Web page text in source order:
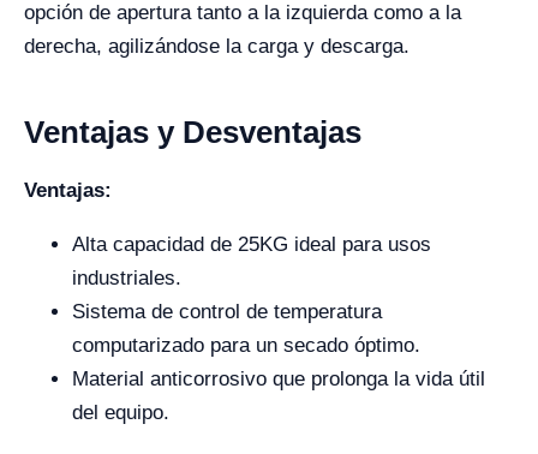
opción de apertura tanto a la izquierda como a la
derecha, agilizándose la carga y descarga.
Ventajas y Desventajas
Ventajas:
Alta capacidad de 25KG ideal para usos
industriales.
Sistema de control de temperatura
computarizado para un secado óptimo.
Material anticorrosivo que prolonga la vida útil
del equipo.